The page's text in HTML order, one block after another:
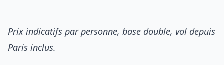
Prix indicatifs par personne, base double, vol depuis
Paris inclus.